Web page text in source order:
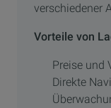
verschiedener
Vorteile von
Preise und
Direkte